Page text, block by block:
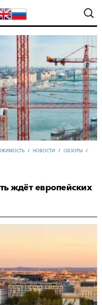
/ НОВОСТИ / ОБЗОРЫ /
ждёт европейских